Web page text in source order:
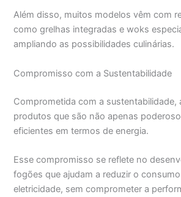
Além disso, muitos modelos vêm com
como grelhas integradas e woks
ampliando as possibilidades culinárias.
Compromisso com a Sustentabilidade
Comprometida com a sustentabilidade,
produtos que são não apenas
eficientes em termos de energia.
Esse compromisso se reflete no
fogões que ajudam a reduzir o
eletricidade, sem comprometer a